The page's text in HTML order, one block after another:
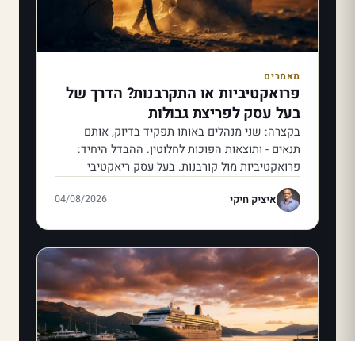
מאמרים
פרואקטיביות או התקרבנות? הדרך של
בעל עסק לפריצת גבולות
בקצרה: שני מנהלים באותו תפקיד בדיוק, אותם
תנאים - ותוצאות הפוכות לחלוטין. ההבדל היחיד:
פרואקטיביות מול קורבנות. בעל עסק ריאקטיבי
מאשים את…
איציק חיקי 04/08/2026